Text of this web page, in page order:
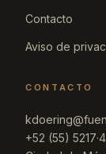
Contacto
Aviso de
CONTACTO
+52 (55)